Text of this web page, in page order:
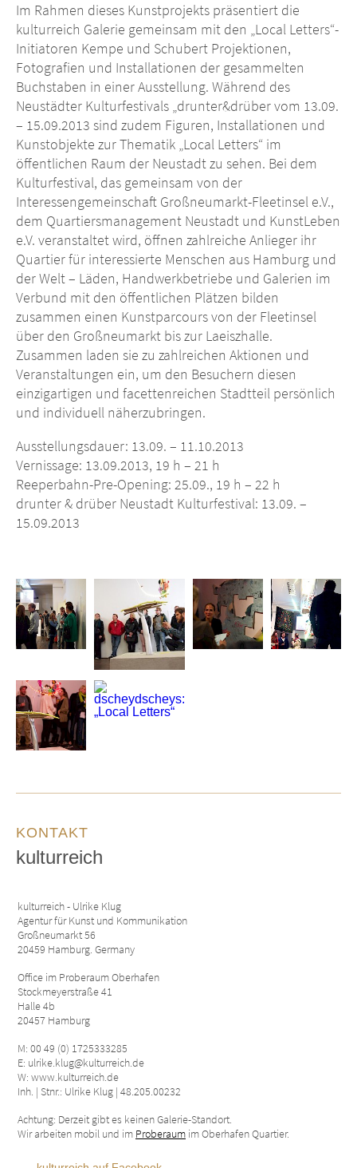
Im Rahmen dieses Kunstprojekts präsentiert die
kulturreich Galerie gemeinsam mit den „Local Letters“-
Initiatoren Kempe und Schubert Projektionen,
Fotografien und Installationen der gesammelten
Buchstaben in einer Ausstellung. Während des
Neustädter Kulturfestivals „drunter&drüber vom 13.09.
– 15.09.2013 sind zudem Figuren, Installationen und
Kunstobjekte zur Thematik „Local Letters“ im
öffentlichen Raum der Neustadt zu sehen. Bei dem
Kulturfestival, das gemeinsam von der
Interessengemeinschaft Großneumarkt-Fleetinsel e.V.,
dem Quartiersmanagement Neustadt und KunstLeben
e.V. veranstaltet wird, öffnen zahlreiche Anlieger ihr
Quartier für interessierte Menschen aus Hamburg und
der Welt – Läden, Handwerkbetriebe und Galerien im
Verbund mit den öffentlichen Plätzen bilden
zusammen einen Kunstparcours von der Fleetinsel
über den Großneumarkt bis zur Laeiszhalle.
Zusammen laden sie zu zahlreichen Aktionen und
Veranstaltungen ein, um den Besuchern diesen
einzigartigen und facettenreichen Stadtteil persönlich
und individuell näherzubringen.
Ausstellungsdauer: 13.09. – 11.10.2013
Vernissage: 13.09.2013, 19 h – 21 h
Reeperbahn-Pre-Opening: 25.09., 19 h – 22 h
drunter & drüber Neustadt Kulturfestival: 13.09. –
15.09.2013
KONTAKT
kulturreich
kulturreich - Ulrike Klug
Agentur für Kunst und Kommunikation
Großneumarkt 56
20459 Hamburg. Germany
Office im Proberaum Oberhafen
Stockmeyerstraße 41
Halle 4b
20457 Hamburg
M: 00 49 (0) 1725333285
E: ulrike.klug@kulturreich.de
W: www.kulturreich.de
Inh. | Stnr.: Ulrike Klug | 48.205.00232
Achtung: Derzeit gibt es keinen Galerie-Standort.
Wir arbeiten mobil und im Proberaum im Oberhafen Quartier.